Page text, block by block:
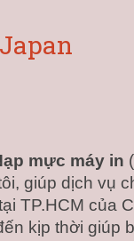
mực máy in
giúp dịch vụ
TP.HCM của
kịp thời giúp